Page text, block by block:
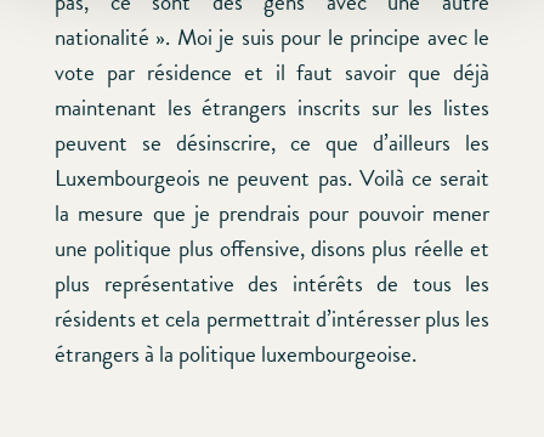
nationalité ». Moi je suis pour le principe avec le
vote par résidence et il faut savoir que déjà
maintenant les étrangers inscrits sur les listes
peuvent se désinscrire, ce que d’ailleurs les
Luxembourgeois ne peuvent pas. Voilà ce serait
la mesure que je prendrais pour pouvoir mener
une politique plus offensive, disons plus réelle et
plus représentative des intérêts de tous les
résidents et cela permettrait d’intéresser plus les
étrangers à la politique luxembourgeoise.